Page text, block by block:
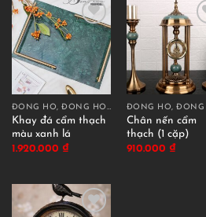
ĐỒNG HỒ, ĐỒNG HỒ CÁT DECOR
Khay đá cẩm thạch
màu xanh lá
1.920.000 ₫
Chân nến cẩm
thạch (1 cặp)
910.000 ₫